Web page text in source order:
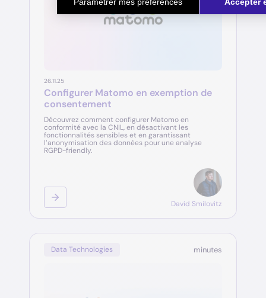
26.11.25
Configurer Matomo en exemption de
consentement
Découvrez comment configurer Matomo en
conformité avec la CNIL, en désactivant les
fonctionnalités sensibles et en garantissant
l’anonymisation des données pour une analyse
RGPD-friendly.
David Smilovitz
Data Technologies minutes